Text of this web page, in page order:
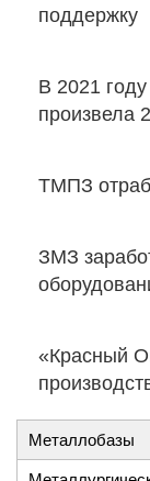
поддержку
В 2021
произвела
ТМПЗ
ЗМЗ
«Красный
Металлобазы